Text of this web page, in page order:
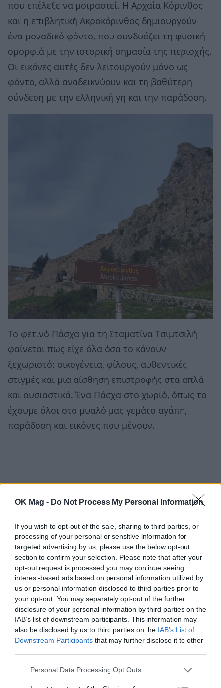
OK Mag - Do Not Process My Personal Information
If you wish to opt-out of the sale, sharing to third parties, or
processing of your personal or sensitive information for
targeted advertising by us, please use the below opt-out
section to confirm your selection. Please note that after your
opt-out request is processed you may continue seeing
interest-based ads based on personal information utilized by
us or personal information disclosed to third parties prior to
your opt-out. You may separately opt-out of the further
disclosure of your personal information by third parties on the
IAB’s list of downstream participants. This information may
also be disclosed by us to third parties on the IAB’s List of
Downstream Participants that may further disclose it to other
Personal Data Processing Opt Outs
που επέλεξε να μοιραστεί. Η Αρχαία Κόρινθος
και η επιβλητική Ακροκόρινθος δημιουργούν
ένα μοναδικό φόντο, που συνδυάζει τη φυσική
ομορφιά με την ιστορική σημασία της περιοχής.
Οι εικόνες αυτές δεν λειτουργούν μόνο ως
φόντο, αλλά αναδεικνύουν και τη βαθύτερη
σύνδεση με την ελληνική γη και την παράδοση.
Το φετινό Πάσχα για τη Σταματίνα Τσιμτσιλή
φαίνεται πως είχε όλα όσα το κάνουν
ξεχωριστό: οικογένεια, φίλους, αυθεντικές
στιγμές και μια αίσθηση επιστροφής στα απλά
και ουσιαστικά. Ένα Πάσχα στο χωριό, όπως το
έχουμε όλοι στο μυαλό μας γεμάτο αγάπη,
παράδοση και εικόνες που μένουν.